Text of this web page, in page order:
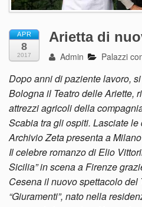
APR
8
2017
Arietta di
Admin Palazzi
Dopo anni di paziente lavoro,
Bologna il Teatro delle Ariette,
attrezzi agricoli della
Scabia tra gli ospiti. Lasciate le
Archivio Zeta presenta a
Il celebre romanzo di Elio
Sicilia” in scena a Firenze
Cesena il nuovo spettacolo del
“Giuramenti”, nato nella